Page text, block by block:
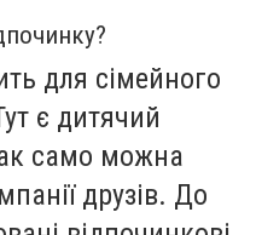
для сімейного
є дитячий
само можна
друзів. До